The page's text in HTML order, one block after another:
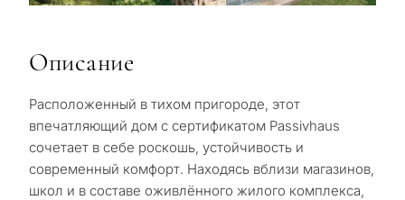
Описание
Расположенный в тихом пригороде, этот
впечатляющий дом с сертификатом Passivhaus
сочетает в себе роскошь, устойчивость и
современный комфорт. Находясь вблизи магазинов,
школ и в составе оживлённого жилого комплекса,